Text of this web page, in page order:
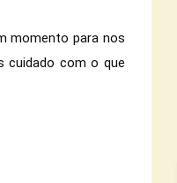
momento para nos
cuidado com o que